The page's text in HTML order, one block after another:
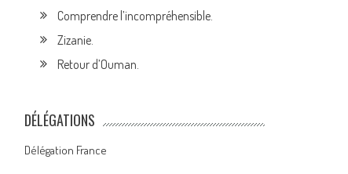
Comprendre l’incompréhensible.
Zizanie.
Retour d’Ouman.
DÉLÉGATIONS
Délégation France